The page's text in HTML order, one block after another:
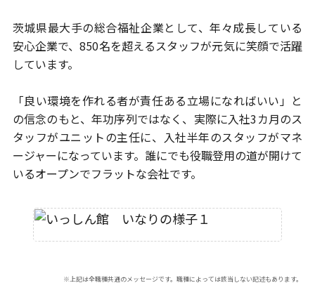
茨城県最大手の総合福祉企業として、年々成長している
安心企業で、850名を超えるスタッフが元気に笑顔で活躍
しています。
「良い環境を作れる者が責任ある立場になればいい」と
の信念のもと、年功序列ではなく、実際に入社3カ月のス
タッフがユニットの主任に、
入社半年のスタッフがマネ
ージャーになっています。 誰にでも役職登用の道が開けて
いるオープンでフラットな会社です。
※上記は全職種共通のメッセージです。職種によっては該当しない記述もあります。